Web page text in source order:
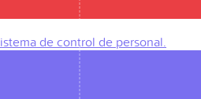
de control de personal.